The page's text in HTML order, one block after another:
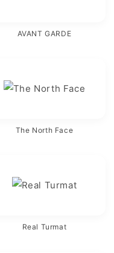
AVANT GARDE
The North Face
Real Turmat